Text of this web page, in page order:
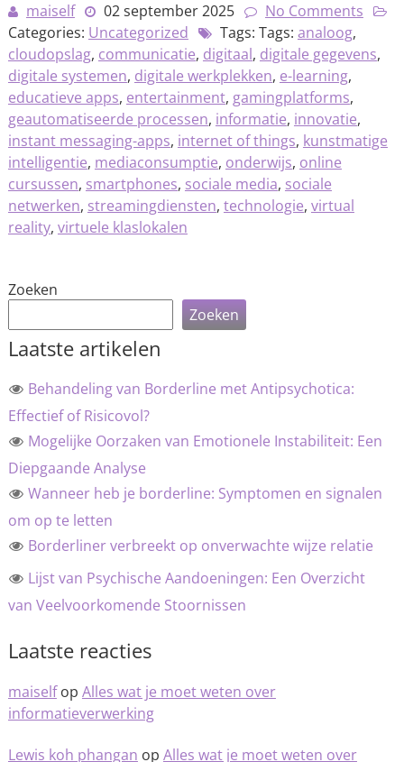
maiself
02 september 2025
No Comments
Categories: Uncategorized Tags: Tags: analoog,
cloudopslag, communicatie, digitaal, digitale gegevens,
digitale systemen, digitale werkplekken, e-learning,
educatieve apps, entertainment, gamingplatforms,
geautomatiseerde processen, informatie, innovatie,
instant messaging-apps, internet of things, kunstmatige
intelligentie, mediaconsumptie, onderwijs, online
cursussen, smartphones, sociale media, sociale
netwerken, streamingdiensten, technologie, virtual
reality, virtuele klaslokalen
Zoeken
Zoeken
Laatste artikelen
Behandeling van Borderline met Antipsychotica:
Effectief of Risicovol?
Mogelijke Oorzaken van Emotionele Instabiliteit: Een
Diepgaande Analyse
Wanneer heb je borderline: Symptomen en signalen
om op te letten
Borderliner verbreekt op onverwachte wijze relatie
Lijst van Psychische Aandoeningen: Een Overzicht
van Veelvoorkomende Stoornissen
Laatste reacties
maiselfop Alles wat je moet weten over
informatieverwerking
Lewis koh phangan op Alles wat je moet weten over